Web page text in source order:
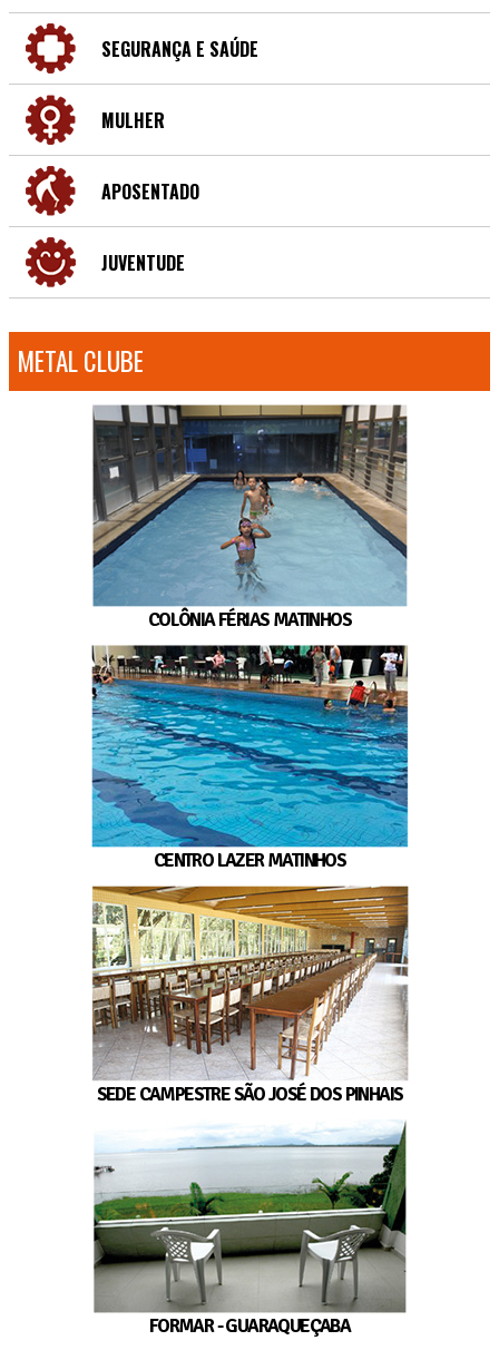
SEGURANÇA E SAÚDE
MULHER
APOSENTADO
JUVENTUDE
METAL CLUBE
COLÔNIA FÉRIAS MATINHOS
CENTRO LAZER MATINHOS
SEDE CAMPESTRE SÃO JOSÉ DOS PINHAIS
FORMAR - GUARAQUEÇABA